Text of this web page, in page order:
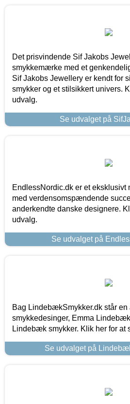
Det prisvindende Sif Jakobs
smykkemærke med et
Sif Jakobs Jewellery er kendt for
smykker og et stilsikkert univers.
udvalg.
Se udvalget på
EndlessNordic.dk er et eksklusivt
med verdensomspændende
anderkendte danske designere.
udvalg.
Se udvalget på
Bag LindebækSmykker.dk står en
smykkedesinger, Emma
Lindebæk smykker. Klik her for at
Se udvalget på